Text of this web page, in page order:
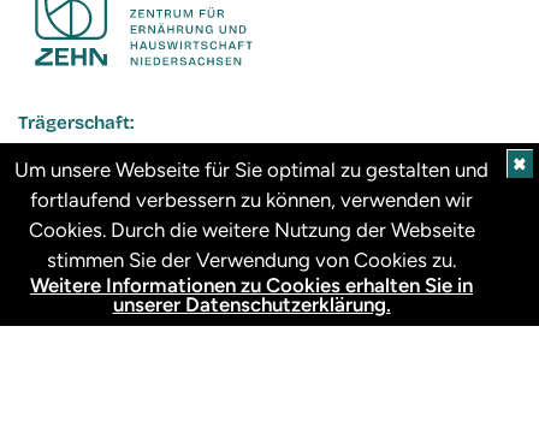
Trägerschaft:
Gefördert durch:
Um unsere Webseite für Sie optimal zu gestalten und
fortlaufend verbessern zu können, verwenden wir
Cookies. Durch die weitere Nutzung der Webseite
stimmen Sie der Verwendung von Cookies zu.
Weitere Informationen zu Cookies erhalten Sie in
unserer Datenschutzerklärung.
✖